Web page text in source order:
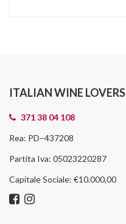
ITALIAN WINE LOVERS
371 38 04 108
Rea: PD–437208
Partita Iva: 05023220287
Capitale Sociale: €10.000,00